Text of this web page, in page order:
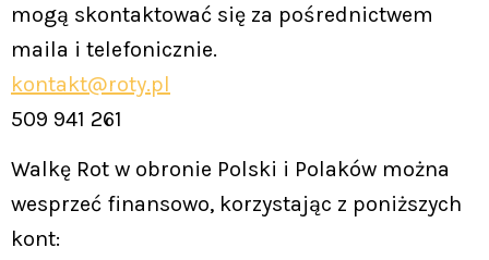
mogą skontaktować się za pośrednictwem
maila i telefonicznie.
kontakt@roty.pl
509 941 261
Walkę Rot w obronie Polski i Polaków można
wesprzeć finansowo, korzystając z poniższych
kont: